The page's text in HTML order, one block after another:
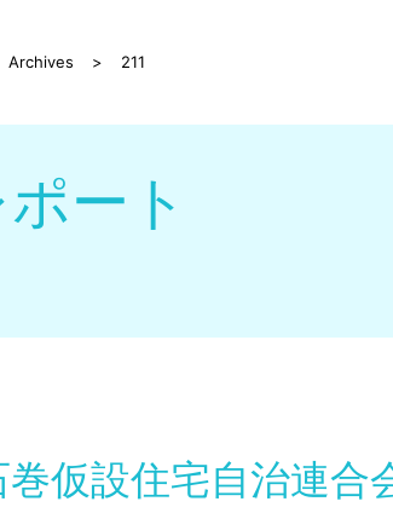
Archives > 211
ート
仮設住宅自治連合